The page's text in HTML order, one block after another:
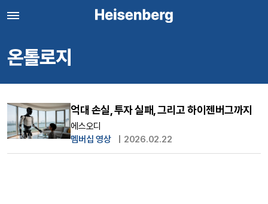
온톨로지
억대 손실, 투자 실패, 그리고 하이젠버그까지
에스오디
멤버십 영상
2026.02.22